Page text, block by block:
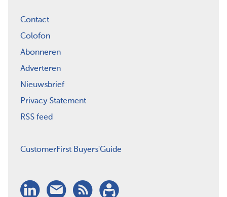
Contact
Colofon
Abonneren
Adverteren
Nieuwsbrief
Privacy Statement
RSS feed
CustomerFirst Buyers'Guide
LinkedIn
Nieuwsbrief
RSSAbonneren